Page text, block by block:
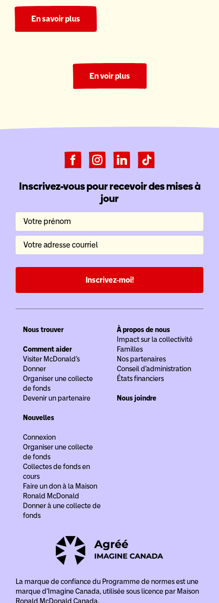
En savoir plus
En voir plus
Inscrivez-vous pour recevoir des mises à
jour
Votre prénom
Votre adresse courriel
Inscrivez-moi!
Nous trouver
Comment aider
Visiter McDonald’s
Donner
Organiser une collecte
de fonds
Devenir un partenaire
À propos de nous
Impact sur la collectivité
Familles
Nos partenaires
Conseil d’administration
États financiers
Nous joindre
Nouvelles
Connexion
Organiser une collecte
de fonds
Collectes de fonds en
cours
Faire un don à la Maison
Ronald McDonald
Donner à une collecte de
fonds
La marque de confiance du Programme de normes estune
marque d’Imagine Canada, utilisée sous licence par Maison
Ronald McDonald Canada.